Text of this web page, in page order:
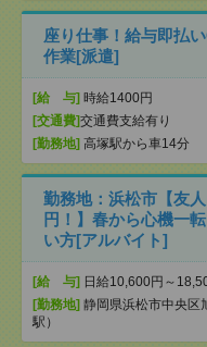
座り仕事！給与即払
作業[派遣]
[給 与] 時給1400円
[交通費]交通費支給有り
[勤務地] 高塚駅から車14分
勤務地：浜松市【友
円！】春から心機一
い方[アルバイト]
[給 与] 日給10,600円～
[勤務地] 静岡県浜松市中央区
駅）